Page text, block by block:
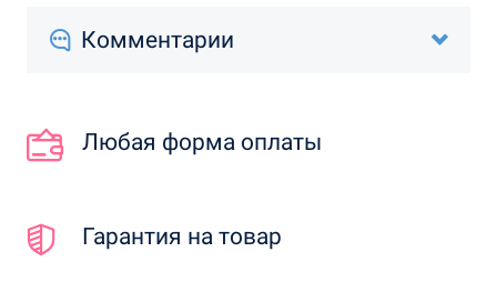
Комментарии
Любая форма оплаты
Гарантия на товар